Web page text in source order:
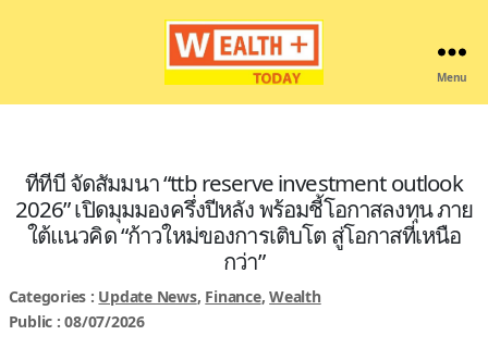
Menu
ทีทีบี จัดสัมมนา “ttb reserve investment outlook
2026” เปิดมุมมองครึ่งปีหลัง พร้อมชี้โอกาสลงทุน ภาย
ใต้แนวคิด “ก้าวใหม่ของการเติบโต สู่โอกาสที่เหนือ
กว่า”
Categories : Update News, Finance,Wealth
Public : 08/07/2026